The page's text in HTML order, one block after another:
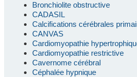
Bronchiolite obstructive
CADASIL
Calcifications cérébrales
CANVAS
Cardiomyopathie
Cardiomyopathie restrictive
Cavernome cérébral
Céphalée hypnique